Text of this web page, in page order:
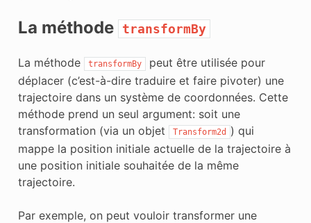
La méthode transformBy
La méthode transformBy
peut être utilisée pour
déplacer (c’est-à-dire traduire et faire pivoter) une
trajectoire dans un système de coordonnées. Cette
méthode prend un seul argument: soit une
transformation (via un objet
Transform2d
) qui
mappe la position initiale actuelle de la trajectoire à
une position initiale souhaitée de la même
trajectoire.
Par exemple, on peut vouloir transformer une